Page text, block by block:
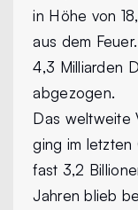
in Höhe von
aus dem
4,3 Milliarden
abgezogen.
Das weltweite
ging im
fast 3,2
Jahren blieb